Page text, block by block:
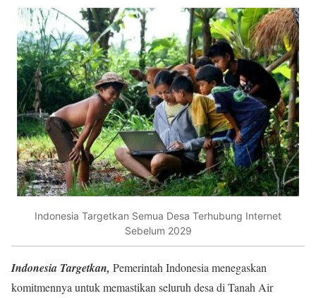
Indonesia Targetkan Semua Desa Terhubung Internet
Sebelum 2029
Indonesia Targetkan, Pemerintah Indonesia menegaskan
komitmennya untuk memastikan seluruh desa di Tanah Air